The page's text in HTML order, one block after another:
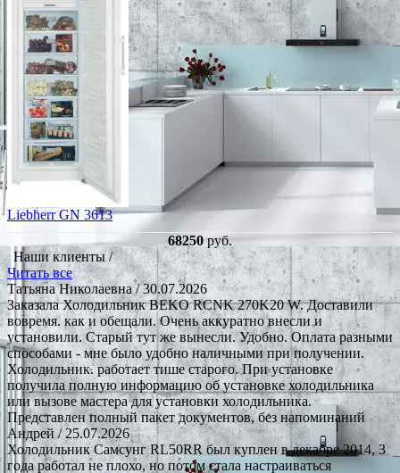
Liebherr GN 3613
68250 руб.
Наши клиенты /
Читать все
Татьяна Николаевна/ 30.07.2026
Заказала Холодильник BEKO RCNK 270K20 W. Доставили
вовремя. как и обещали. Очень аккуратно внесли и
установили. Старый тут же вынесли. Удобно. Оплата разными
способами - мне было удобно наличными при получении.
Холодильник. работает тише старого. При установке
получила полную информацию об установке холодильника
или вызове мастера для установки холодильника.
Представлен полный пакет документов, без напоминаний
Андрей/ 25.07.2026
Холодильник Самсунг RL50RR был куплен в декабре 2014, 3
года работал не плохо, но потом стала настраиваться